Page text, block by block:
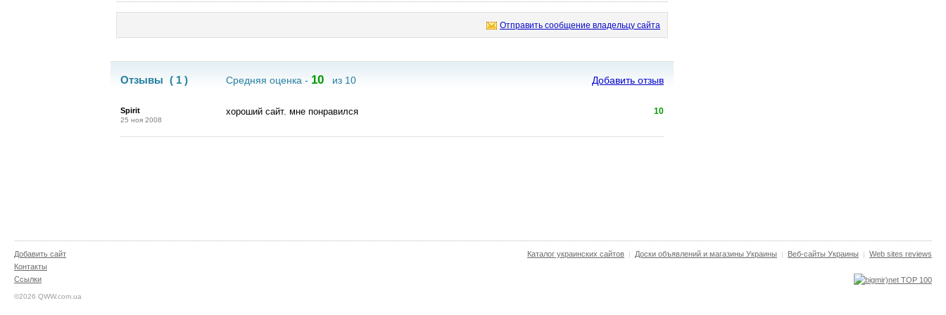
Отправить сообщение владельцу сайта
Отзывы ( 1 ) Средняя оценка - 10 из 10 Добавить отзыв
Spirit
25 ноя 2008
хороший сайт. мне понравился 10
Добавить сайт
Контакты
Ссылки
©2026 QWW.com.ua
Каталог украинских сайтов | Доски объявлений и магазины Украины | Веб-сайты Украины | Web sites reviews